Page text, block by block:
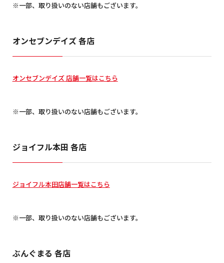
※一部、取り扱いのない店舗もございます。
オンセブンデイズ 各店
オンセブンデイズ 店舗一覧はこちら
※一部、取り扱いのない店舗もございます。
ジョイフル本田 各店
ジョイフル本田店舗一覧はこちら
※一部、取り扱いのない店舗もございます。
ぶんぐまる 各店